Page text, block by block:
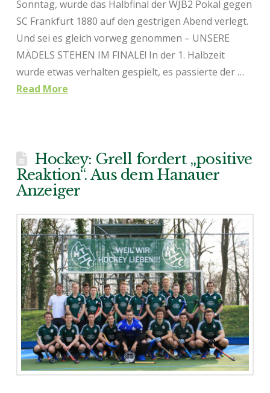
Sonntag, wurde das Halbfinal der WJB2 Pokal gegen
SC Frankfurt 1880 auf den gestrigen Abend verlegt.
Und sei es gleich vorweg genommen – UNSERE
MÄDELS STEHEN IM FINALE! In der 1. Halbzeit
wurde etwas verhalten gespielt, es passierte der …
Read More
Hockey: Grell fordert „positive
Reaktion“. Aus dem Hanauer
Anzeiger